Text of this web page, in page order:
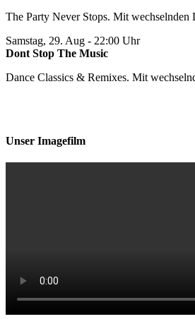
The Party Never Stops. Mit wechselnden
Samstag, 29. Aug - 22:00 Uhr
Dont Stop The Music
Dance Classics & Remixes. Mit
Unser Imagefilm